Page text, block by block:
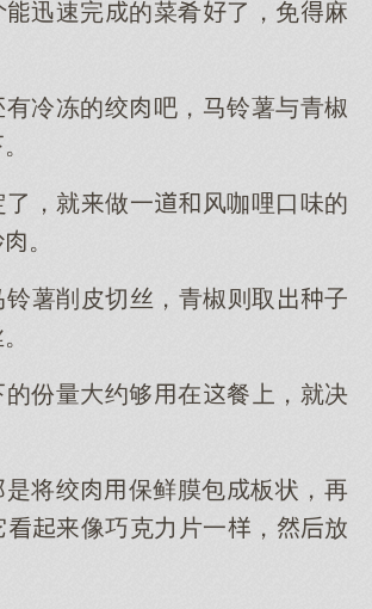
迅速完的菜肴了，免麻
冷冻的绞吧，马铃薯与青椒
了，就做一风咖哩口味的
。
铃薯削皮切丝，青椒则取子
份量约够在餐，就决
将绞保鲜膜包板状，再
像巧克力片一，放